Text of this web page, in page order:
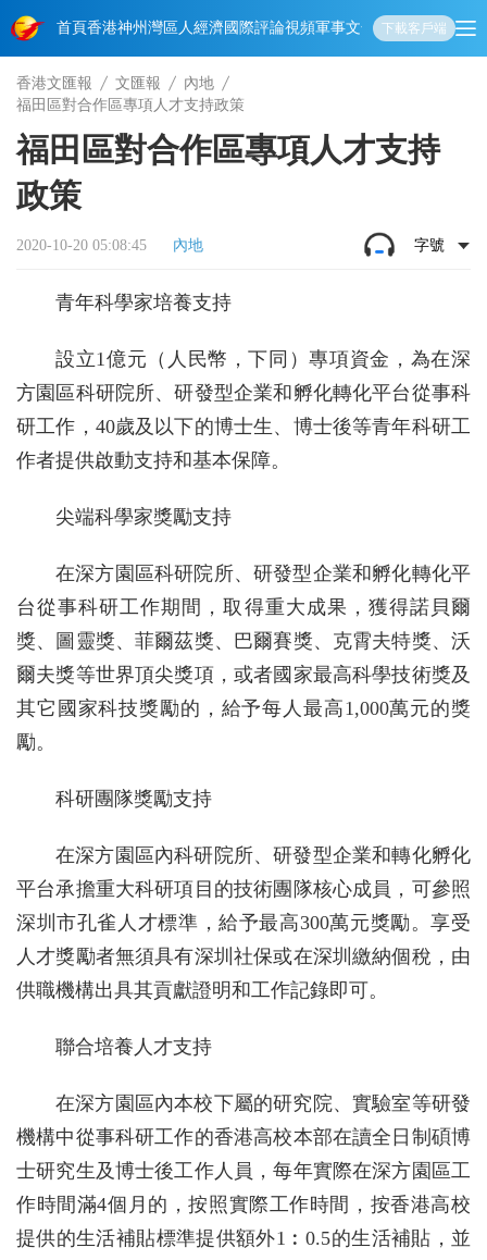
首頁香港神州 灣區人經濟國際評論視頻軍事文化 娛樂生活教育體
下載客戶端
香港文匯報 文匯報
內地
福田區對合作區專項人才支持政策
福田區對合作區專項人才支持
政策
2020-10-20 05:08:45 內地 字號
青年科學家培養支持
設立1億元（人民幣，下同）專項資金，為在深
方園區科研院所、研發型企業和孵化轉化平台從事科
研工作，40歲及以下的博士生、博士後等青年科研工
作者提供啟動支持和基本保障。
尖端科學家獎勵支持
在深方園區科研院所、研發型企業和孵化轉化平
台從事科研工作期間，取得重大成果，獲得諾貝爾
獎、圖靈獎、菲爾茲獎、巴爾賽獎、克霄夫特獎、沃
爾夫獎等世界頂尖獎項，或者國家最高科學技術獎及
其它國家科技獎勵的，給予每人最高1,000萬元的獎
勵。
科研團隊獎勵支持
在深方園區內科研院所、研發型企業和轉化孵化
平台承擔重大科研項目的技術團隊核心成員，可參照
深圳市孔雀人才標準，給予最高300萬元獎勵。享受
人才獎勵者無須具有深圳社保或在深圳繳納個稅，由
供職機構出具其貢獻證明和工作記錄即可。
聯合培養人才支持
在深方園區內本校下屬的研究院、實驗室等研發
機構中從事科研工作的香港高校本部在讀全日制碩博
士研究生及博士後工作人員，每年實際在深方園區工
作時間滿4個月的，按照實際工作時間，按香港高校
提供的生活補貼標準提供額外1︰0.5的生活補貼，並